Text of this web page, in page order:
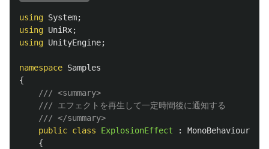
using System;
using UniRx;
using UnityEngine;
namespace Samples
{
/// <summary>
/// エフェクトを再生して一定時間後に通知する
/// </summary>
public class ExplosionEffect :
MonoBehaviour
{